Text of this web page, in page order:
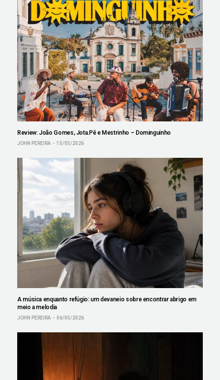
Review: João Gomes, Jota.Pê e Mestrinho – Dominguinho
JOHN PEREIRA 15/05/2026
A música enquanto refúgio: um devaneio sobre encontrar abrigo em
meio a melodia
JOHN PEREIRA 06/05/2026